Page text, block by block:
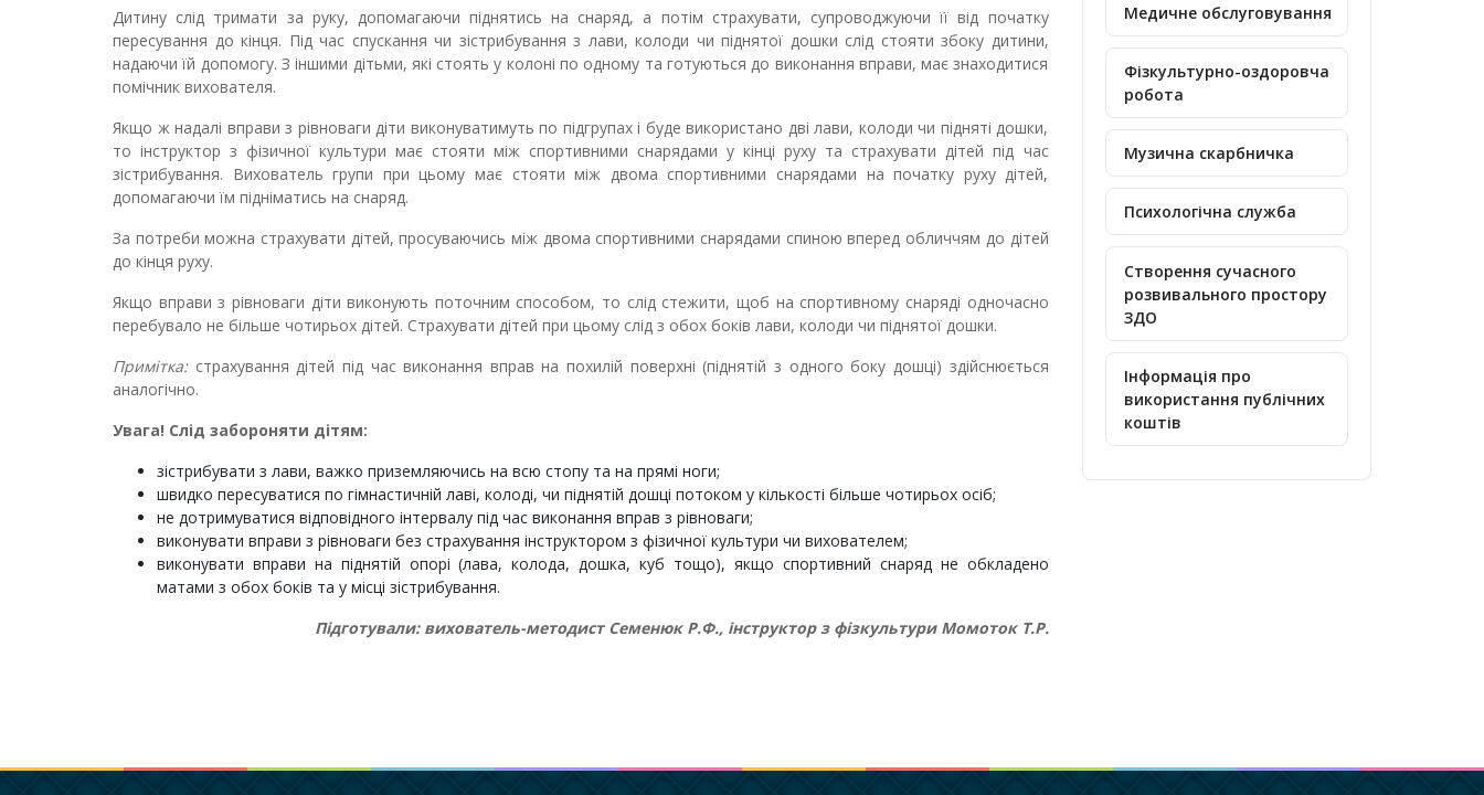
Дитину слід тримати за руку, допомагаючи піднятись на снаряд, а потім страхувати, супроводжуючи її від початку
пересування до кінця. Під час спускання чи зістрибування з лави, колоди чи піднятої дошки слід стояти збоку дитини,
надаючи їй допомогу. З іншими дітьми, які стоять у колоні по одному та готуються до виконання вправи, має знаходитися
помічник вихователя.
Якщо ж надалі вправи з рівноваги діти виконуватимуть по підгрупах і буде використано дві лави, колоди чи підняті дошки,
то інструктор з фізичної культури має стояти між спортивними снарядами у кінці руху та страхувати дітей під час
зістрибування. Вихователь групи при цьому має стояти між двома спортивними снарядами на початку руху дітей,
допомагаючи їм підніматись на снаряд.
За потреби можна страхувати дітей, просуваючись між двома спортивними снарядами спиною вперед обличчям до дітей
до кінця руху.
Якщо вправи з рівноваги діти виконують поточним способом, то слід стежити, щоб на спортивному снаряді одночасно
перебувало не більше чотирьох дітей. Страхувати дітей при цьому слід з обох боків лави, колоди чи піднятої дошки.
Примітка:страхування дітей під час виконання вправ на похилій поверхні (піднятій з одного боку дошці) здійснюється
аналогічно.
Увага! Слід забороняти дітям:
зістрибувати з лави, важко приземляючись на всю стопу та на прямі ноги;
швидко пересуватися по гімнастичній лаві, колоді, чи піднятій дошці потоком у кількості більше чотирьох осіб;
не дотримуватися відповідного інтервалу під час виконання вправ з рівноваги;
виконувати вправи з рівноваги без страхування інструктором з фізичної культури чи вихователем;
виконувати вправи на піднятій опорі (лава, колода, дошка, куб тощо), якщо спортивний снаряд не обкладено
матами з обох боків та у місці зістрибування.
Підготували: вихователь-методист Семенюк Р.Ф., інструктор з фізкультури Момоток Т.Р.
Медичне обслуговування
Фізкультурно-оздоровча
робота
Музична скарбничка
Психологічна служба
Створення сучасного
розвивального простору
ЗДО
Інформація про
використання публічних
коштів